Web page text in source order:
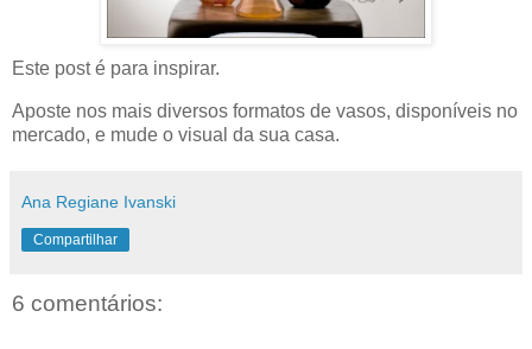
Este post é para inspirar.
Aposte nos mais diversos formatos de vasos, disponíveis no
mercado, e mude o visual da sua casa.
Ana Regiane Ivanski
Compartilhar
6 comentários: